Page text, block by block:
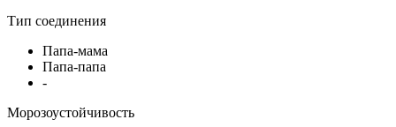
Тип соединения
Папа-мама
Папа-папа
-
Морозоустойчивость